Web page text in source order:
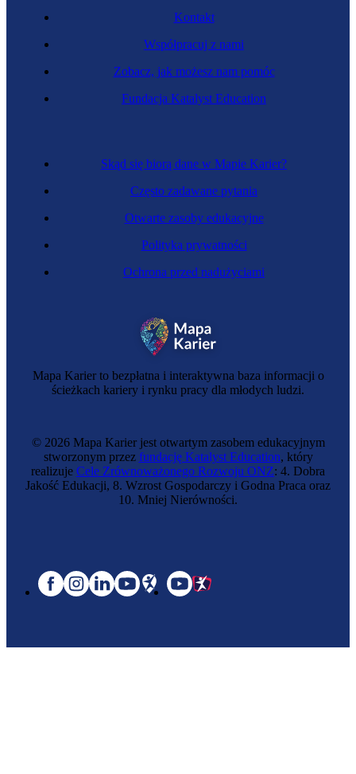
Mapa Karier to bezpłatna i interaktywna baza informacji o
ścieżkach kariery i rynku pracy dla młodych ludzi.
Skąd się biorą dane w Mapie Karier?
Często zadawane pytania
Otwarte zasoby edukacyjne
Polityka prywatności
Ochrona przed nadużyciami
Kontakt
Współpracuj z nami
Zobacz, jak możesz nam pomóc
Fundacja Katalyst Education
© 2026 Mapa Karier jest otwartym zasobem edukacyjnym
stworzonym przez fundację Katalyst Education, który
realizuje Cele Zrównoważonego Rozwoju ONZ: 4. Dobra
Jakość Edukacji, 8. Wzrost Gospodarczy i Godna Praca oraz
10. Mniej Nierówności.